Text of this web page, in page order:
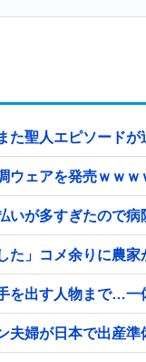
た聖人エピソード
ウェアを発売ｗｗ
いが多すぎたので
た」コメ余りに
を出す人物まで…
夫婦が日本で出産